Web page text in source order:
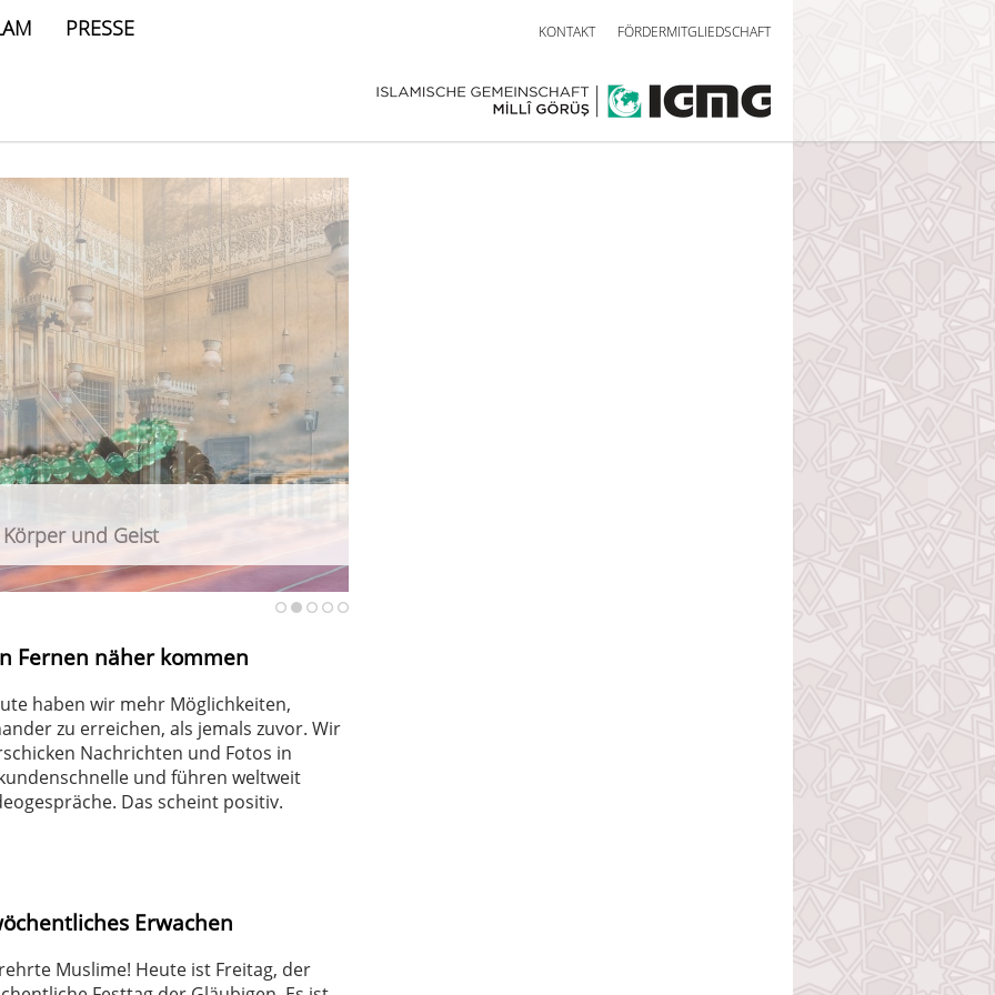
PRESSE KONTAKT FÖRDERMITGLIEDSCHAFT
und Geist
Angriff auf Berliner CSD
Fernen näher kommen
haben wir mehr Möglichkeiten,
zu erreichen, als jemals zuvor. Wir
Nachrichten und Fotos in
und führen weltweit
Das scheint positiv.
Erwachen
Muslime! Heute ist Freitag, der